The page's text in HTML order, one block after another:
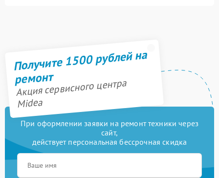
Получите 1500 рублей на
ремонт
Акция сервисного центра
Midea
При оформлении заявки на ремонт техники через
сайт,
действует персональная бессрочная скидка